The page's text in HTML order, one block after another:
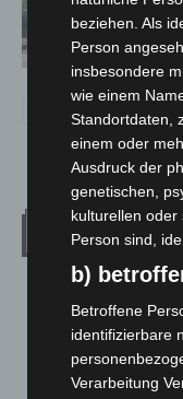
LANGENHAGEN
Bedeckt
beziehen. Als
Person
insbesondere
wie einem
Standortdaten,
einem oder
Ausdruck der
genetischen,
kulturellen oder
Person sind,
b)
Betroffene
identifizierbare
Verarbeitung